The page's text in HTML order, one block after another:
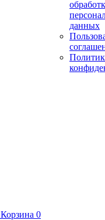
данных
Корзина 0